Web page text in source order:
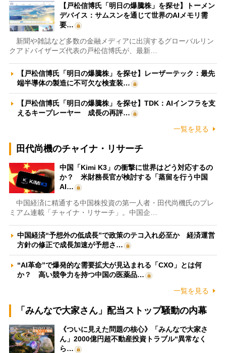
【戸松信博氏「明日の爆騰株」を探せ】トーメン
デバイス：サムスンを通じて世界のAIメモリ需
要…
新聞や雑誌など多数の金融メディアに出演するグローバルリン
クアドバイザーズ代表の戸松信博氏が、最新…
【戸松信博氏「明日の爆騰株」を探せ】レーザーテック：最先
端半導体の製造に不可欠な検査装…
【戸松信博氏「明日の爆騰株」を探せ】TDK：AIインフラを支
えるキープレーヤー 成長の再評…
一覧を見る
田代尚機のチャイナ・リサーチ
中国「Kimi K3」の衝撃に世界はどう対応するの
か？ 米財務長官が検討する「蒸留を行う中国
AI…
中国経済に精通する中国株投資の第一人者・田代尚機氏のプレ
ミアム連載「チャイナ・リサーチ」。中国企…
中国経済“予想外の低成長”で政策のテコ入れ必至か 経済運営
方針の修正で成長加速が予想さ…
“AI革命”で爆発的な需要拡大が見込まれる「CXO」とは何
か？ 高い競争力を持つ中国の医薬品…
一覧を見る
「みんなで大家さん」配当ストップ騒動の内幕
《ついに見えた問題の核心》「みんなで大家さ
ん」2000億円超不動産投資トラブル“異常なく
ら…